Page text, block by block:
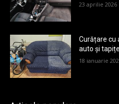
23 aprilie 2026
Curățare cu
auto și
18 ianuarie